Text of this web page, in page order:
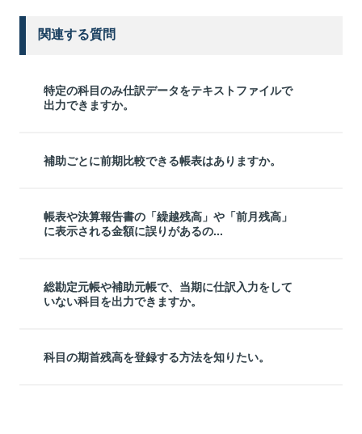
関連する質問
特定の科目のみ仕訳データをテキストファイルで
出力できますか。
補助ごとに前期比較できる帳表はありますか。
帳表や決算報告書の「繰越残高」や「前月残高」
に表示される金額に誤りがあるの...
総勘定元帳や補助元帳で、当期に仕訳入力をして
いない科目を出力できますか。
科目の期首残高を登録する方法を知りたい。